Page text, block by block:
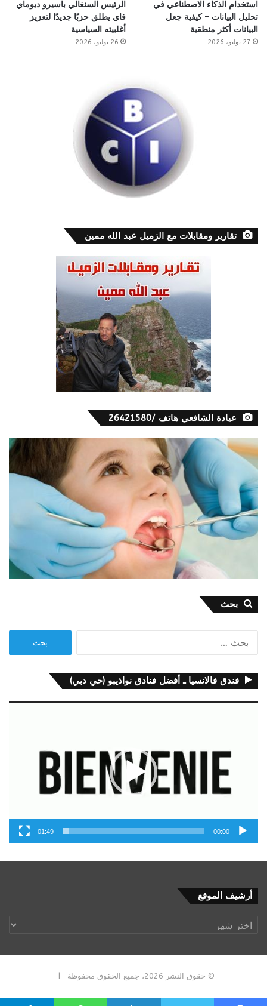
استخدام الذكاء الاصطناعي في
تحليل البيانات – كيفية جعل
البيانات أكثر منطقية
27 يوليو، 2026
الرئيس السنغالي باسيرو ديوماي
فاي يطلق حزبًا جديدًا لتعزيز
أغلبيته السياسية
26 يوليو، 2026
تقارير ومقابلات مع الزميل عبد الله ممين
عيادة الشافعي هاتف /26421580
بحث
فندق فالانسيا ـ أفضل فنادق نواذيبو (حي دبي)
00:00
01:49
أرشيف الموقع
أرشيف
الموقع
© حقوق النشر 2026، جميع الحقوق محفوظة |